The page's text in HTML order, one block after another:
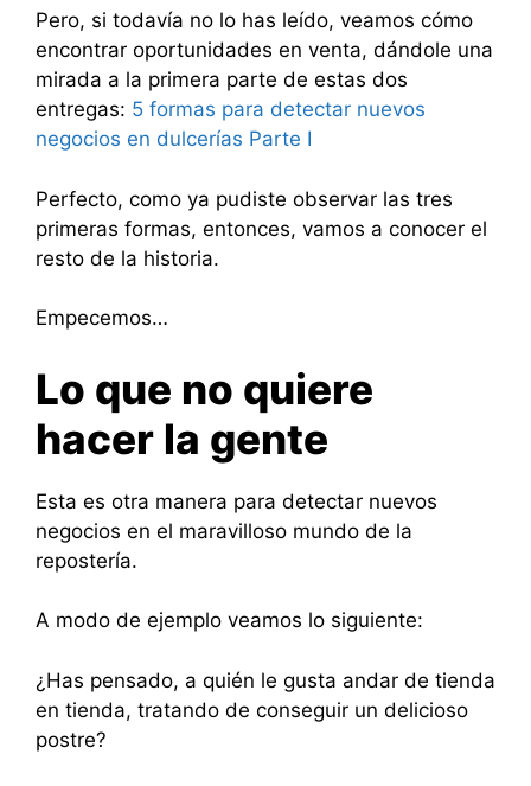
Pero, si todavía no lo has leído, veamos cómo
encontrar oportunidades en venta, dándole una
mirada a la primera parte de estas dos
entregas: 5 formas para detectar nuevos
negocios en dulcerías Parte I
Perfecto, como ya pudiste observar las tres
primeras formas, entonces, vamos a conocer el
resto de la historia.
Empecemos…
Lo que no quiere
hacer la gente
Esta es otra manera para detectar nuevos
negocios en el maravilloso mundo de la
repostería.
A modo de ejemplo veamos lo siguiente:
¿Has pensado, a quién le gusta andar de tienda
en tienda, tratando de conseguir un delicioso
postre?